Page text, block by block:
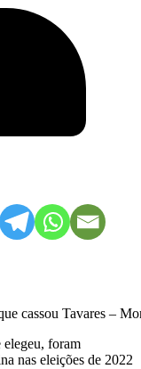
cassou Tavares –
elegeu, foram
nas eleições de 2022